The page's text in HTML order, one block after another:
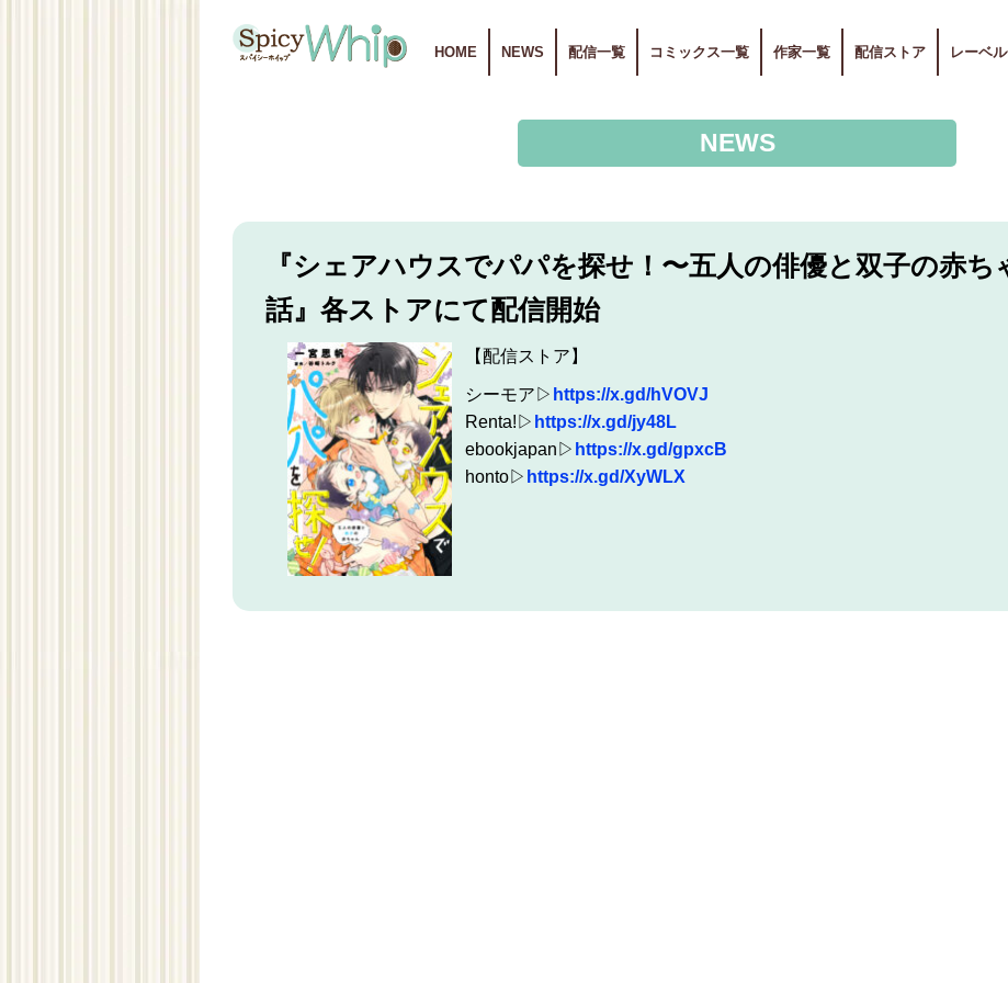
HOME NEWS 配信一覧 コミックス一覧 作家一覧 配信ストア レーベ
NEWS
『シェアハウスでパパを探せ！〜五人の俳優と双子の赤ち
話』各ストアにて配信開始
【配信ストア】
シーモア▷ https://x.gd/hVOVJ
Renta!▷ https://x.gd/jy48L
ebookjapan▷ https://x.gd/gpxcB
honto▷ https://x.gd/XyWLX